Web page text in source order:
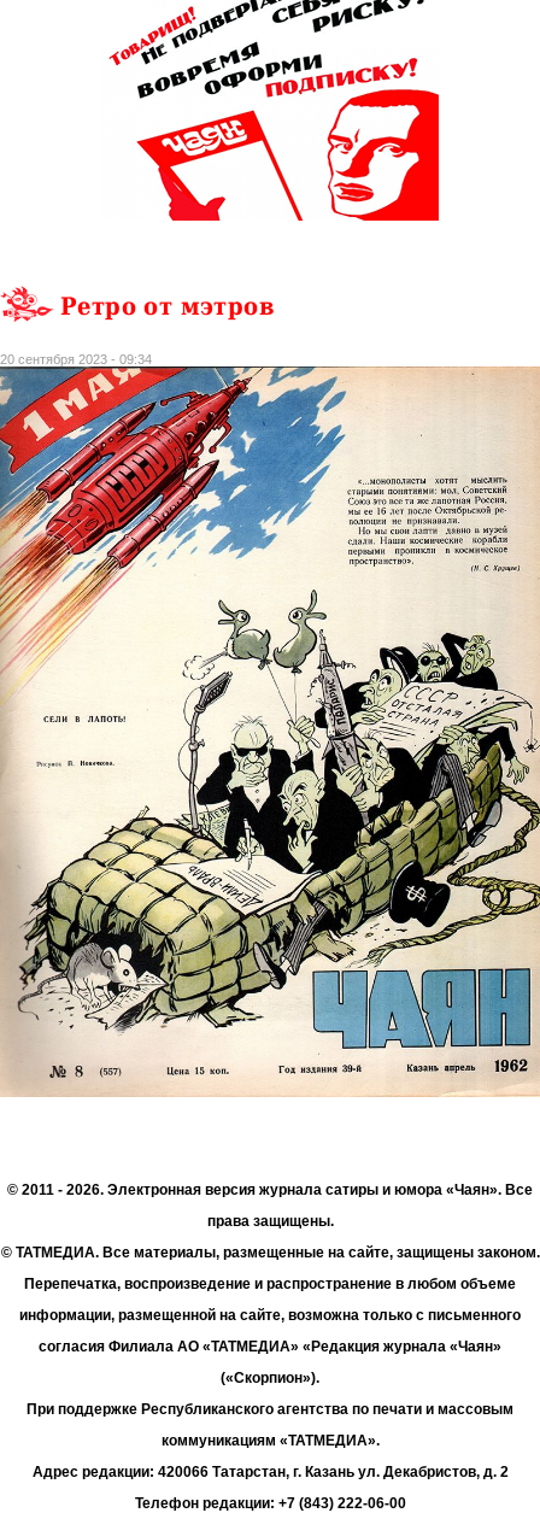
Ретро от мэтров
20 сентября 2023 - 09:34
© 2011 - 2026. Электронная версия журнала сатиры и юмора «Чаян». Все
права защищены.
© ТАТМЕДИА. Все материалы, размещенные на сайте, защищены законом.
Перепечатка, воспроизведение и распространение в любом объеме
информации, размещенной на сайте, возможна только с письменного
согласия Филиала АО «ТАТМЕДИА» «Редакция журнала «Чаян»
(«Скорпион»).
При поддержке Республиканского агентства по печати и массовым
коммуникациям «ТАТМЕДИА».
Адрес редакции: 420066 Татарстан, г. Казань ул. Декабристов, д. 2
Телефон редакции: +7 (843) 222-06-00